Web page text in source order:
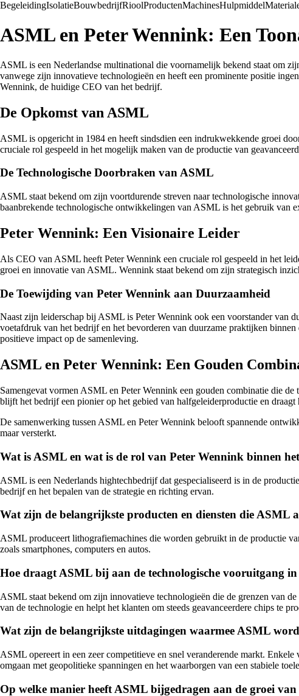
BegeleidingIsolatieBouwbedrijfRioolProductenMachinesHulpmiddel
ASML en Peter Wennink: Een
ASML is een Nederlandse multinational die voornamelijk bekend staat om
vanwege zijn innovatieve technologieën en heeft een prominente positie
Wennink, de huidige CEO van het bedrijf.
De Opkomst van ASML
ASML is opgericht in 1984 en heeft sindsdien een indrukwekkende groei
cruciale rol gespeeld in het mogelijk maken van de productie van
De Technologische Doorbraken van ASML
ASML staat bekend om zijn voortdurende streven naar technologische
baanbrekende technologische ontwikkelingen van ASML is het gebruik
Peter Wennink: Een Visionaire Leider
Als CEO van ASML heeft Peter Wennink een cruciale rol gespeeld in het
groei en innovatie van ASML. Wennink staat bekend om zijn strategisch
De Toewijding van Peter Wennink aan Duurzaamheid
Naast zijn leiderschap bij ASML is Peter Wennink ook een voorstander van
voetafdruk van het bedrijf en het bevorderen van duurzame praktijken
positieve impact op de samenleving.
ASML en Peter Wennink: Een Gouden
Samengevat vormen ASML en Peter Wennink een gouden combinatie die
blijft het bedrijf een pionier op het gebied van halfgeleiderproductie en
De samenwerking tussen ASML en Peter Wennink belooft spannende
maar versterkt.
Wat is ASML en wat is de rol van Peter Wennink binnen
ASML is een Nederlands hightechbedrijf dat gespecialiseerd is in de
bedrijf en het bepalen van de strategie en richting ervan.
Wat zijn de belangrijkste producten en diensten die ASML
ASML produceert lithografiemachines die worden gebruikt in de productie
zoals smartphones, computers en autos.
Hoe draagt ASML bij aan de technologische vooruitgang
ASML staat bekend om zijn innovatieve technologieën die de grenzen van
van de technologie en helpt het klanten om steeds geavanceerdere chips te
Wat zijn de belangrijkste uitdagingen waarmee ASML
ASML opereert in een zeer competitieve en snel veranderende markt.
omgaan met geopolitieke spanningen en het waarborgen van een stabiele
Op welke manier heeft ASML bijgedragen aan de groei van